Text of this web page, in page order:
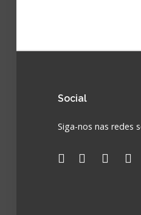
Social
Siga-nos nas redes